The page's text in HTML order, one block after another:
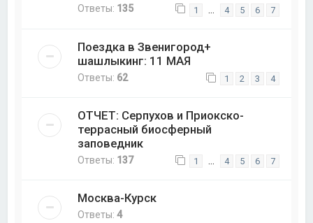
Ответы: 135 1 4 5 6 7
Поездка в Звенигород+
шашлыкинг: 11 МАЯ
Ответы: 62 1 2 3 4
ОТЧЕТ: Серпухов и Приокско-
террасный биосферный
заповедник
Ответы: 137 1 4 5 6 7
Москва-Курск
Ответы:4